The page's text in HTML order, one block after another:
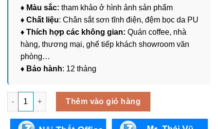
♦ Màu sắc: tham khảo ở hình ảnh sản phẩm
♦ Chất liệu: Chân sắt sơn tĩnh điện, đệm bọc da PU
♦ Thích hợp các không gian: Quán coffee, nhà
hàng, thương mại, ghế tiếp khách showroom văn
phòng…
♦ Bảo hành: 12 tháng
Ghế Ăn Bọc Da Nhập Khẩu Cao Cấp GA-053 số lượng
Thêm vào giỏ hàng